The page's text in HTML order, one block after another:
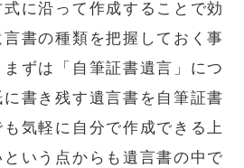
に沿って作成することで効
書の種類を把握しておく事
ずは「自筆証書遺言」につ
書き残す遺言書を自筆証書
気軽に自分で作成できる上
いう点からも遺言書の中で